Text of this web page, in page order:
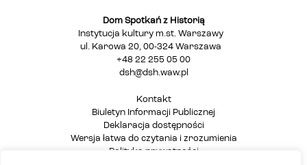
Dom Spotkań z Historią
Instytucja kultury m.st. Warszawy
ul. Karowa 20, 00-324 Warszawa
+48 22 255 05 00
dsh@dsh.waw.pl
Kontakt
Biuletyn Informacji Publicznej
Deklaracja dostępności
Wersja łatwa do czytania i zrozumienia
Polityka prywatności